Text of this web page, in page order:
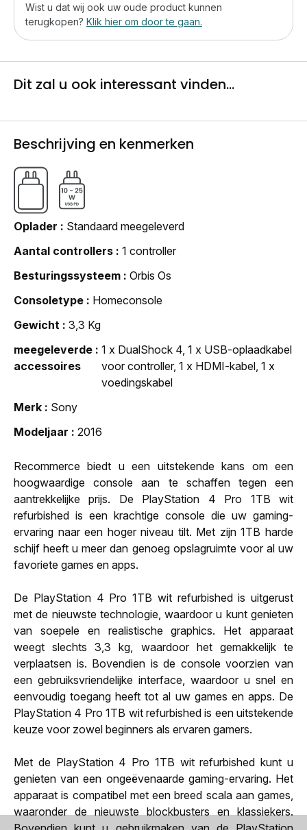
Wist u dat wij ook uw oude product kunnen
terugkopen? Klik hier om door te gaan.
Dit zal u ook interessant vinden...
Beschrijving en kenmerken
Oplader
Standaard meegeleverd
Aantal controllers
1 controller
Besturingssysteem
Orbis Os
Consoletype
Homeconsole
Gewicht
3,3 Kg
meegeleverde
accessoires
1 x DualShock 4, 1 x USB-oplaadkabel
voor controller, 1 x HDMI-kabel, 1 x
voedingskabel
Merk
Sony
Modeljaar
2016
Recommerce biedt u een uitstekende kans om een
hoogwaardige console aan te schaffen tegen een
aantrekkelijke prijs. De PlayStation 4 Pro 1TB wit
refurbished is een krachtige console die uw gaming-
ervaring naar een hoger niveau tilt. Met zijn 1TB harde
schijf heeft u meer dan genoeg opslagruimte voor al uw
favoriete games en apps.
De PlayStation 4 Pro 1TB wit refurbished is uitgerust
met de nieuwste technologie, waardoor u kunt genieten
van soepele en realistische graphics. Het apparaat
weegt slechts 3,3 kg, waardoor het gemakkelijk te
verplaatsen is. Bovendien is de console voorzien van
een gebruiksvriendelijke interface, waardoor u snel en
eenvoudig toegang heeft tot al uw games en apps. De
PlayStation 4 Pro 1TB wit refurbished is een uitstekende
keuze voor zowel beginners als ervaren gamers.
Met de PlayStation 4 Pro 1TB wit refurbished kunt u
genieten van een ongeëvenaarde gaming-ervaring. Het
apparaat is compatibel met een breed scala aan games,
waaronder de nieuwste blockbusters en klassiekers.